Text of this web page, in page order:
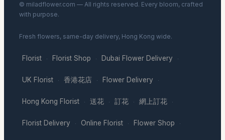
© miladflower.com — All rights reserved. Every bloom, crafted
with purpose.
Fresh flowers, same-day delivery, Hong Kong wide.
Florist · Florist Shop · Dubai Flower Delivery ·
UK Florist · 香港花店 · Flower Delivery ·
Hong Kong Florist · 送花 · 訂花 · 網上訂花 ·
Florist Delivery · Online Florist · Flower Shop ·